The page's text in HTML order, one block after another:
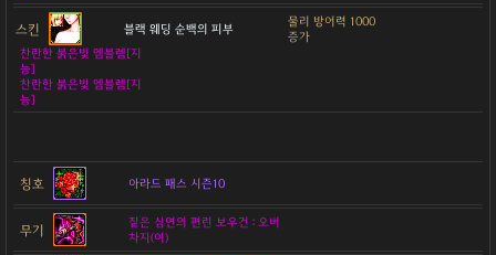
스킨 블랙 웨딩 순백의 피부
물리 방어력 1000
증가
찬란한 붉은빛 엠블렘[지
능]
찬란한 붉은빛 엠블렘[지
능]
칭호 아라드 패스 시즌10
무기
짙은 심연의 편린 보우건 : 오버
차지(여)